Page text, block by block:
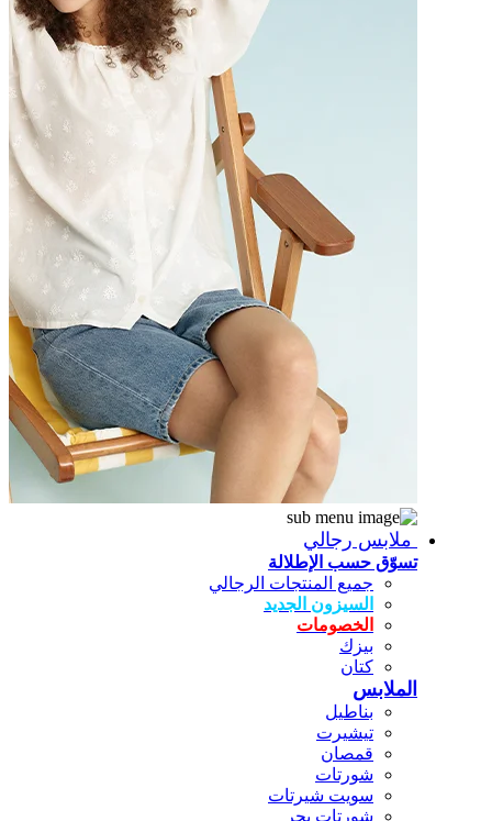
ملابس رجالي
تسوّق حسب الإطلالة
جميع المنتجات الرجالي
السيزون الجديد
الخصومات
بيزك
كتان
الملابس
بناطيل
تيشيرت
قمصان
شورتات
سويت شيرتات
شورتات بحر